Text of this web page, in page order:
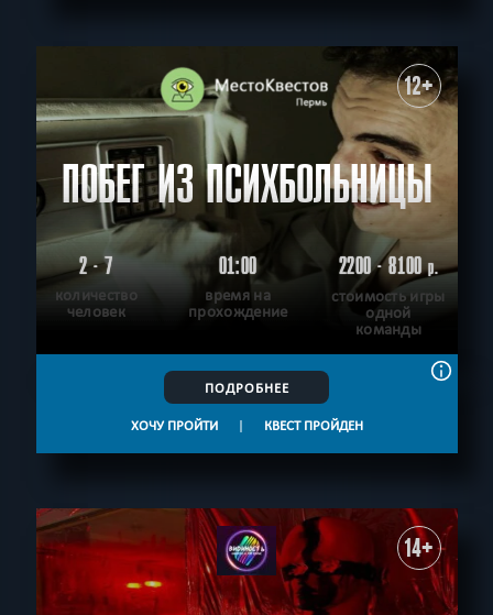
12+
ПОБЕГ ИЗ ПСИХБОЛЬНИЦЫ
2 - 7
количество
человек
01:00
время на
прохождение
2200 - 8100р.
стоимость игры
одной
команды
ПОДРОБНЕЕ
ХОЧУ ПРОЙТИ | КВЕСТ ПРОЙДЕН
14+